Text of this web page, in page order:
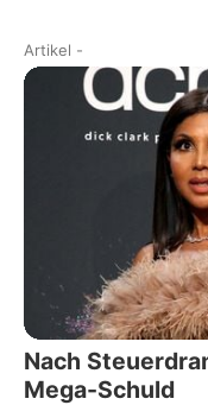
Artikel -
Nach
Mega-Schuld